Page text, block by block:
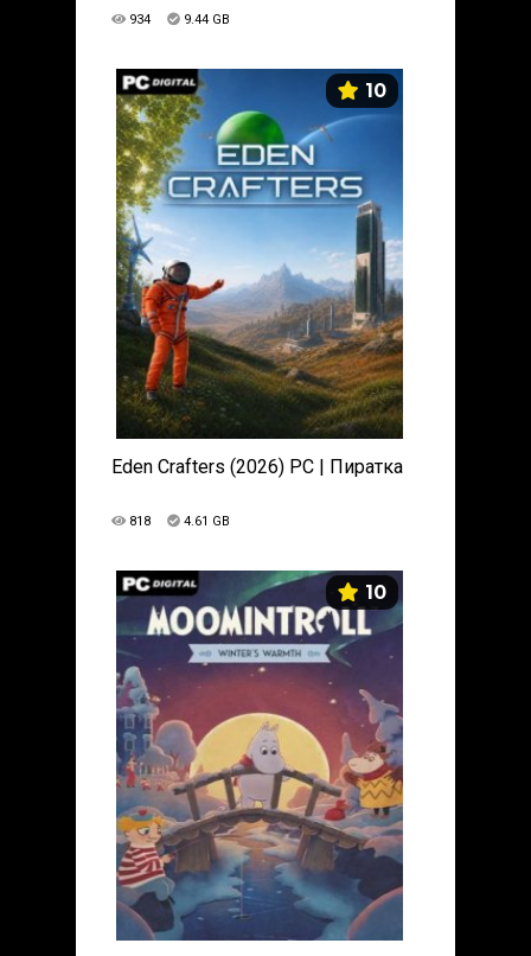
934 9.44 GB
10
Eden Crafters (2026) PC | Пиратка
818 4.61 GB
10